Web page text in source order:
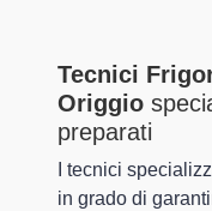
Tecnici
Origgio
preparati
I tecnici
in grado di